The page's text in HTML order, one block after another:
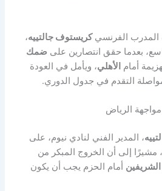
المدرب الفرنسيكريستوف جالتييه،
ضمك
أمام الأهلي، ويأمل في العودة
التقدم في جدول الدوري.
الرياض
، المدير الفني لنادي نيوم، على
مشيرًا إلى أن الخروج المبكر من
أمام الحزم يجب أن يكون